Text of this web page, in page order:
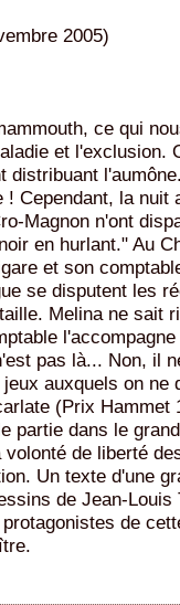
2005)
ce qui
et l'exclusion.
distribuant
Cependant, la nuit
Magnon n'ont
en hurlant." Au
et son
se disputent les
Melina ne sait
pas là... Non, il
auxquels on ne
(Prix Hammet
partie dans le
de liberté
Un texte d'une
de Jean-Louis
de